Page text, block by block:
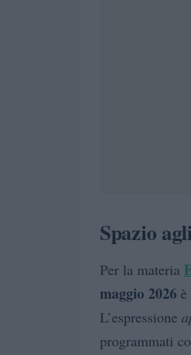
Spazio
Per la materia
maggio 2026
L’espressione
programmati